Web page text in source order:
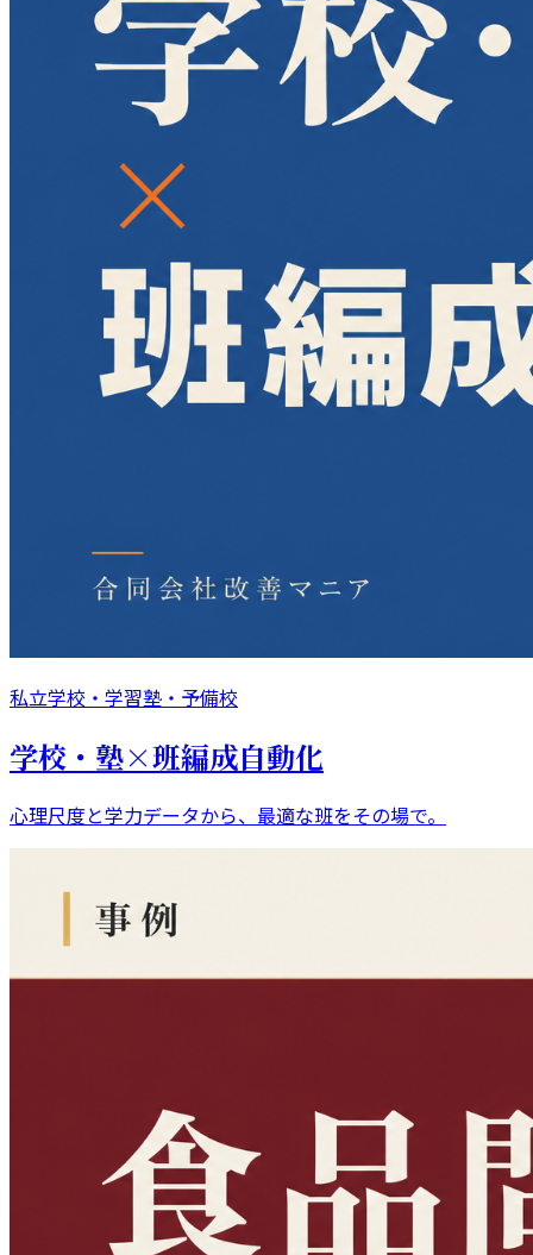
私立学校・学習塾・予備校
学校・塾×班編成自動化
心理尺度と学力データから、最適な班をその場で。